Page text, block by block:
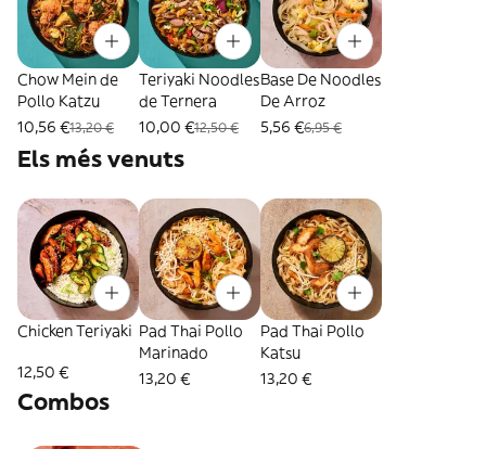
Chow Mein de
Pollo Katzu
10,56 €13,20 €
Teriyaki Noodles
de Ternera
10,00 €12,50 €
Base De Noodles
De Arroz
5,56 €6,95 €
Els més venuts
Chicken Teriyaki
12,50 €
Pad Thai Pollo
Marinado
13,20 €
Pad Thai Pollo
Katsu
13,20 €
Combos